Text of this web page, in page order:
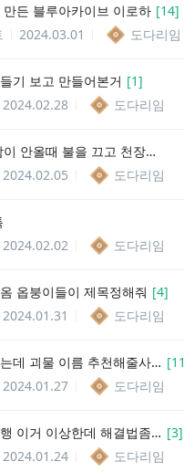
만든 블루아카이브 이로하 [14]
2024.03.01 도다리임
기 보고 만들어본거 [1]
2024.02.28 도다리임
나는 잠이 안올때 불을 끄고 천장을 본다
2024.02.05 도다리임
2024.02.02 도다리임
옵붕이들이 제목정해줘 [4]
2024.01.31 도다리임
소설쓰는데 괴물 이름 추천해줄사람? [11
2024.01.27 도다리임
하나은행 이거 이상한데 해결법좀 알려주세요... [3]
2024.01.24 도다리임